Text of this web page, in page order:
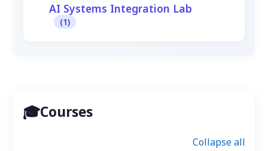
AI Systems Integration Lab
(1)
Courses
Collapse all